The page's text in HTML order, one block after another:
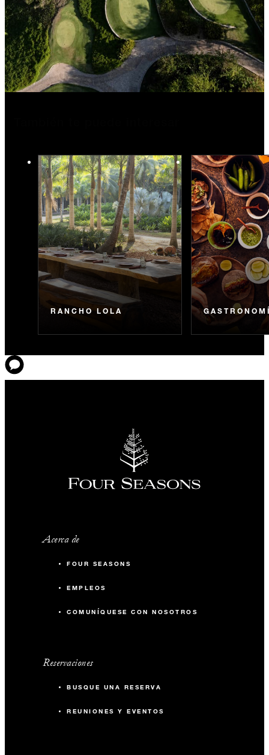
RANCHO LOLA
Acerca de
FOUR SEASONS
EMPLEOS
COMUNÍQUESE CON NOSOTROS
Reservaciones
BUSQUE UNA RESERVA
REUNIONES Y EVENTOS